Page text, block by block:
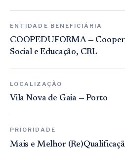
ENTIDADE BENEFICIÁRIA
COOPEDUFORMA —
Social e Educação, CRL
LOCALIZAÇÃO
Vila Nova de Gaia — Porto
PRIORIDADE
Mais e Melhor